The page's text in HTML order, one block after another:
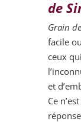
de
Grain
facile
ceux
et
Ce